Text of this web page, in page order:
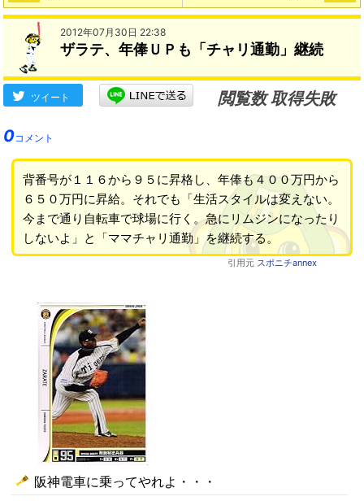
2012年07月30日 22:38
ザラテ、年俸ＵＰも「チャリ通勤」継続
ツイート
閲覧数 取得失敗
0コメント
背番号が１１６から９５に昇格し、年俸も４００万円から
６５０万円に昇給。それでも「生活スタイルは変えない。
今まで通り自転車で球場に行く。急にリムジンになったり
しないよ」と「ママチャリ通勤」を継続する。
引用元 スポニチannex
阪神電車に乗ってやれよ・・・